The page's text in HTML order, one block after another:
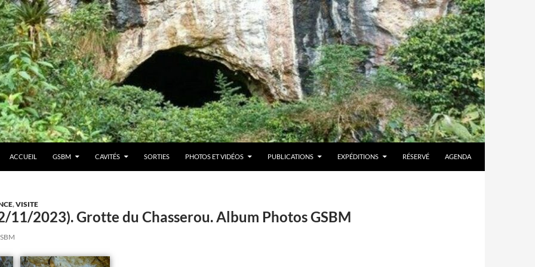
ACCUEIL GSBM CAVITÉS SORTIES PHOTOS ET VIDÉOS PUBLICATIONS EXPÉDITIONS RÉSERVÉ AGENDA
,VISITE
11/2023). Grotte du Chasserou. Album Photos GSBM